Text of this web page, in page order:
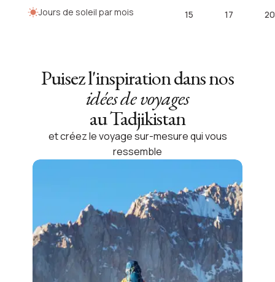
Jours de soleil par mois
15 17 20
Puisez l'inspiration dans nos
idées de voyages
au Tadjikistan
et créez le voyage sur-mesure qui vous
ressemble